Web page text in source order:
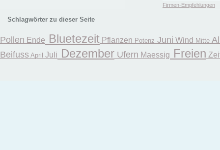
Firmen-Empfehlungen
Schlagwörter zu dieser Seite
Pollen Ende Bluetezeit Pflanzen Potenz Juni Wind Mitte
Beifuss April Juli Dezember Ufern Maessig Freien